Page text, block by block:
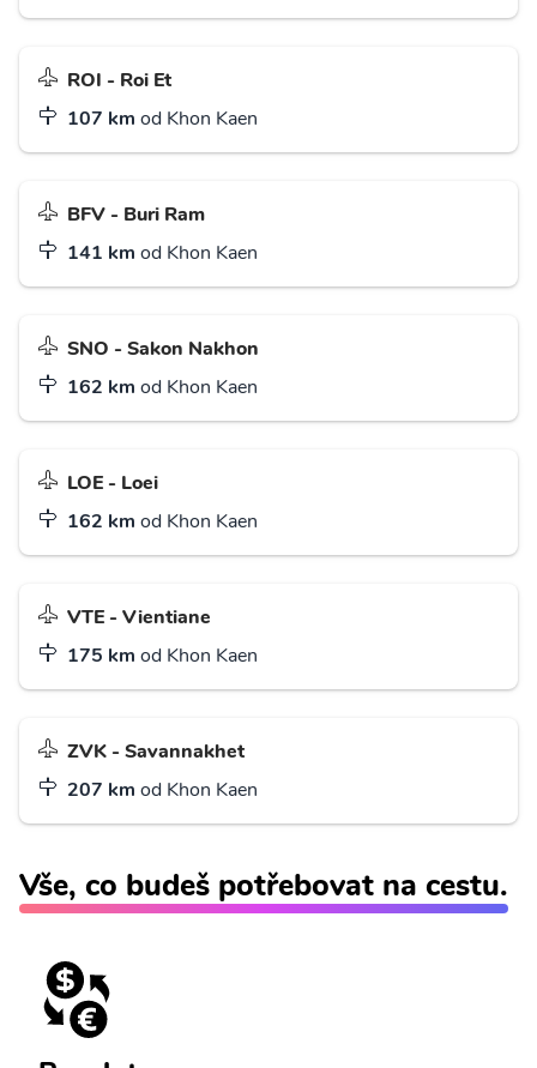
ROI - Roi Et
107 km od Khon Kaen
BFV - Buri Ram
141 km od Khon Kaen
SNO - Sakon Nakhon
162 km od Khon Kaen
LOE - Loei
162 km od Khon Kaen
VTE - Vientiane
175 km od Khon Kaen
ZVK - Savannakhet
207 km od Khon Kaen
Vše, co budeš potřebovat na cestu.